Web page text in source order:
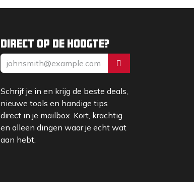
Direct op de hoogte?
Schrijf je in en krijg de beste deals,
nieuwe tools en handige tips
direct in je mailbox. Kort, krachtig
en alleen dingen waar je echt wat
aan hebt.